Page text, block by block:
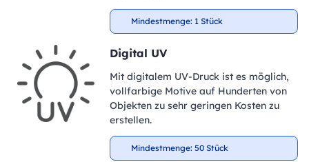
Mindestmenge: 1 Stück
Digital UV
Mit digitalem UV-Druck ist es möglich,
vollfarbige Motive auf Hunderten von
Objekten zu sehr geringen Kosten zu
erstellen.
Mindestmenge: 50 Stück